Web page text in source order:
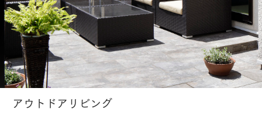
アウトドアリビング